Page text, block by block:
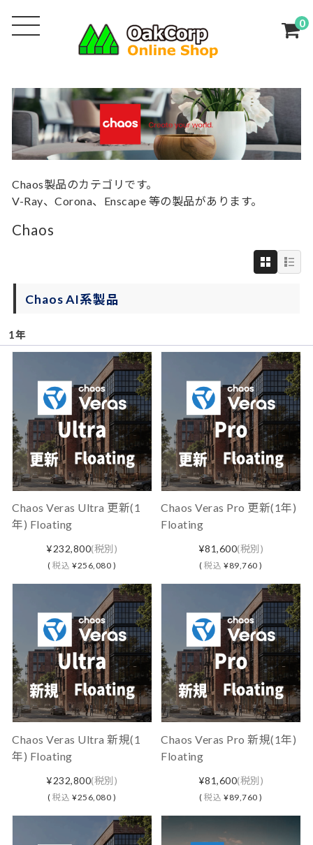
0
Chaos製品のカテゴリです。
V-Ray、Corona、Enscape 等の製品があります。
Chaos
Chaos AI系製品
1年
Chaos Veras Ultra 更新(1
年) Floating
¥232,800(税別)
(税込 ¥256,080 )
Chaos Veras Pro 更新(1年)
Floating
¥81,600(税別)
(税込 ¥89,760 )
Chaos Veras Ultra 新規(1
年) Floating
¥232,800(税別)
(税込 ¥256,080 )
Chaos Veras Pro 新規(1年)
Floating
¥81,600(税別)
(税込 ¥89,760 )